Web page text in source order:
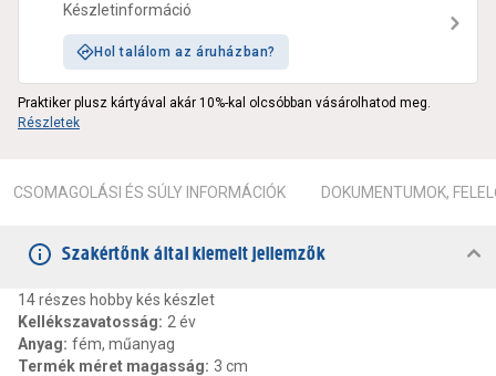
Készletinformáció
Hol találom az áruházban?
Praktiker plusz kártyával akár 10%-kal olcsóbban vásárolhatod meg.
Részletek
CSOMAGOLÁSI ÉS SÚLY INFORMÁCIÓK DOKUMENTUMOK,
Szakértőnk által kiemelt jellemzők
14 részes hobby kés készlet
Kellékszavatosság: 2 év
Anyag: fém, műanyag
Termék méret magasság: 3 cm